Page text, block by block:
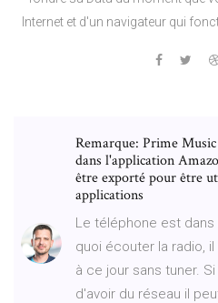
Internet et d'un navigateur qui
Remarque: Prime
dans l'application
être exporté pour être
applications
Le téléphone est
quoi écouter la radio,
à ce jour sans tuner.
d'avoir du réseau il